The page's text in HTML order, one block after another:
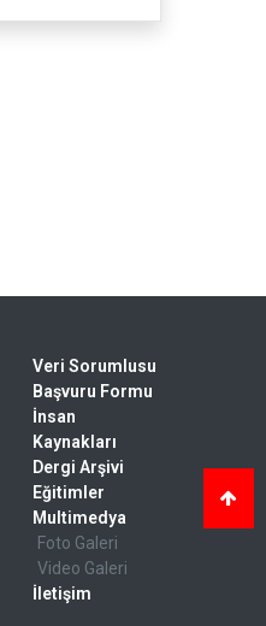
Veri Sorumlusu
Başvuru Formu
İnsan
Kaynakları
Dergi Arşivi
Eğitimler
Multimedya
Foto Galeri
Video Galeri
İletişim